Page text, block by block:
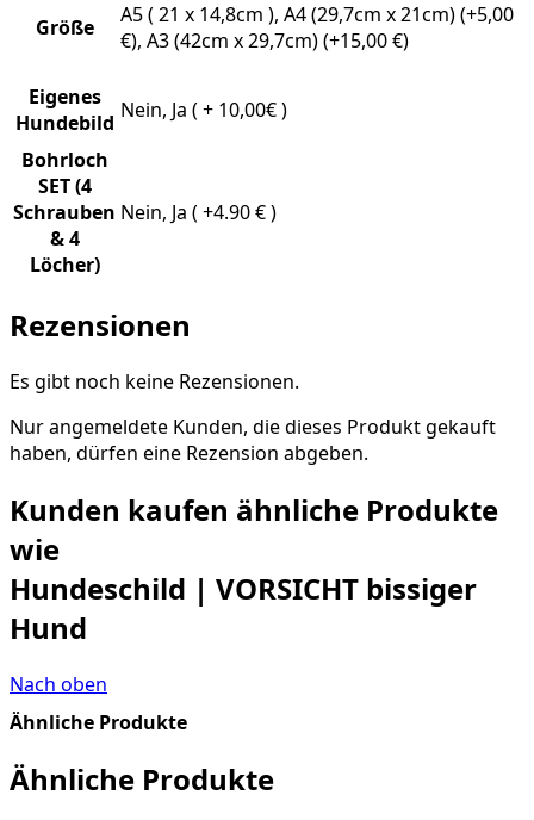
Größe
A5 ( 21 x 14,8cm ), A4 (29,7cm x 21cm) (+5,00
€), A3 (42cm x 29,7cm) (+15,00 €)
Eigenes
Hundebild Nein, Ja ( + 10,00€ )
Bohrloch
SET (4
Schrauben
& 4
Löcher)
Nein, Ja ( +4.90 € )
Rezensionen
Es gibt noch keine Rezensionen.
Nur angemeldete Kunden, die dieses Produkt gekauft
haben, dürfen eine Rezension abgeben.
Kunden kaufen ähnliche Produkte
wie
Hundeschild | VORSICHT bissiger
Hund
Nach oben
Ähnliche Produkte
Ähnliche Produkte